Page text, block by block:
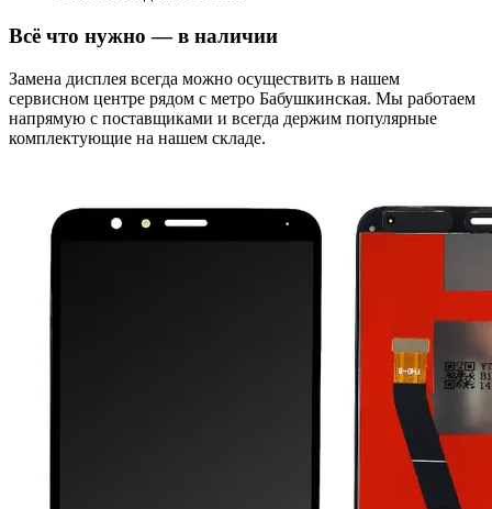
Всё что нужно — в наличии
Замена дисплея всегда можно осуществить в нашем
сервисном центре рядом с метро Бабушкинская. Мы работаем
напрямую с поставщиками и всегда держим популярные
комплектующие на нашем складе.